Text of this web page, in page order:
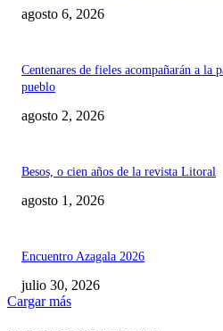
agosto 6, 2026
Centenares de fieles acompañarán a la
pueblo
agosto 2, 2026
Besos, o cien años de la revista Litoral
agosto 1, 2026
Encuentro Azagala 2026
julio 30, 2026
Cargar más